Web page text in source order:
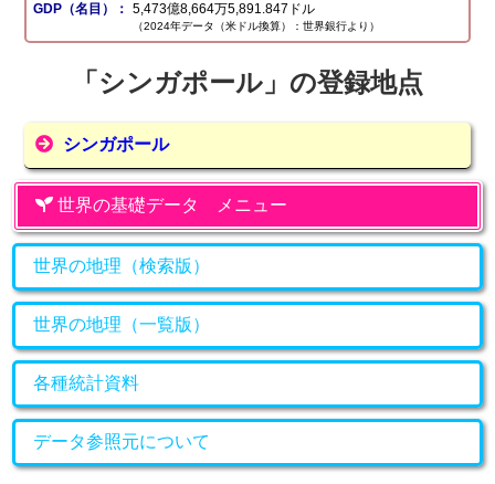
GDP（名目）： 5,473億8,664万5,891.847ドル
（2024年データ（米ドル換算）：世界銀行より）
「シンガポール」の登録地点
シンガポール
世界の基礎データ メニュー
世界の地理（検索版）
世界の地理（一覧版）
各種統計資料
データ参照元について